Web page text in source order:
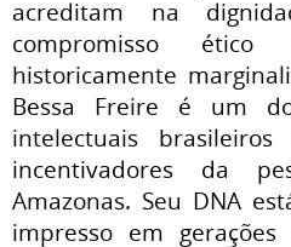
acreditam na
compromisso
historicamente
Bessa Freire é um
intelectuais
incentivadores da
Amazonas. Seu DNA
impresso em